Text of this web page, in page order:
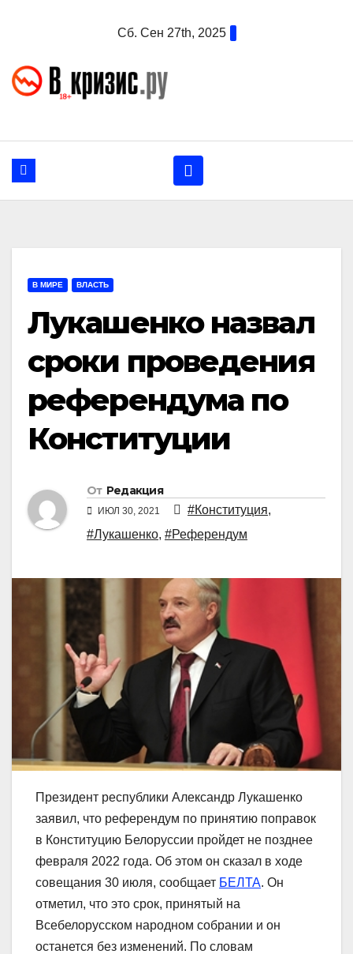
Сб. Сен 27th, 2025
В МИРЕ ВЛАСТЬ
Лукашенко назвал
сроки проведения
референдума по
Конституции
От Редакция
ИЮЛ 30, 2021 #Конституция,
#Лукашенко, #Референдум
Президент республики Александр Лукашенко
заявил, что референдум по принятию поправок
в Конституцию Белоруссии пройдет не позднее
февраля 2022 года. Об этом он сказал в ходе
совещания 30 июля, сообщает БЕЛТА. Он
отметил, что это срок, принятый на
Всебелорусском народном собрании и он
останется без изменений. По словам